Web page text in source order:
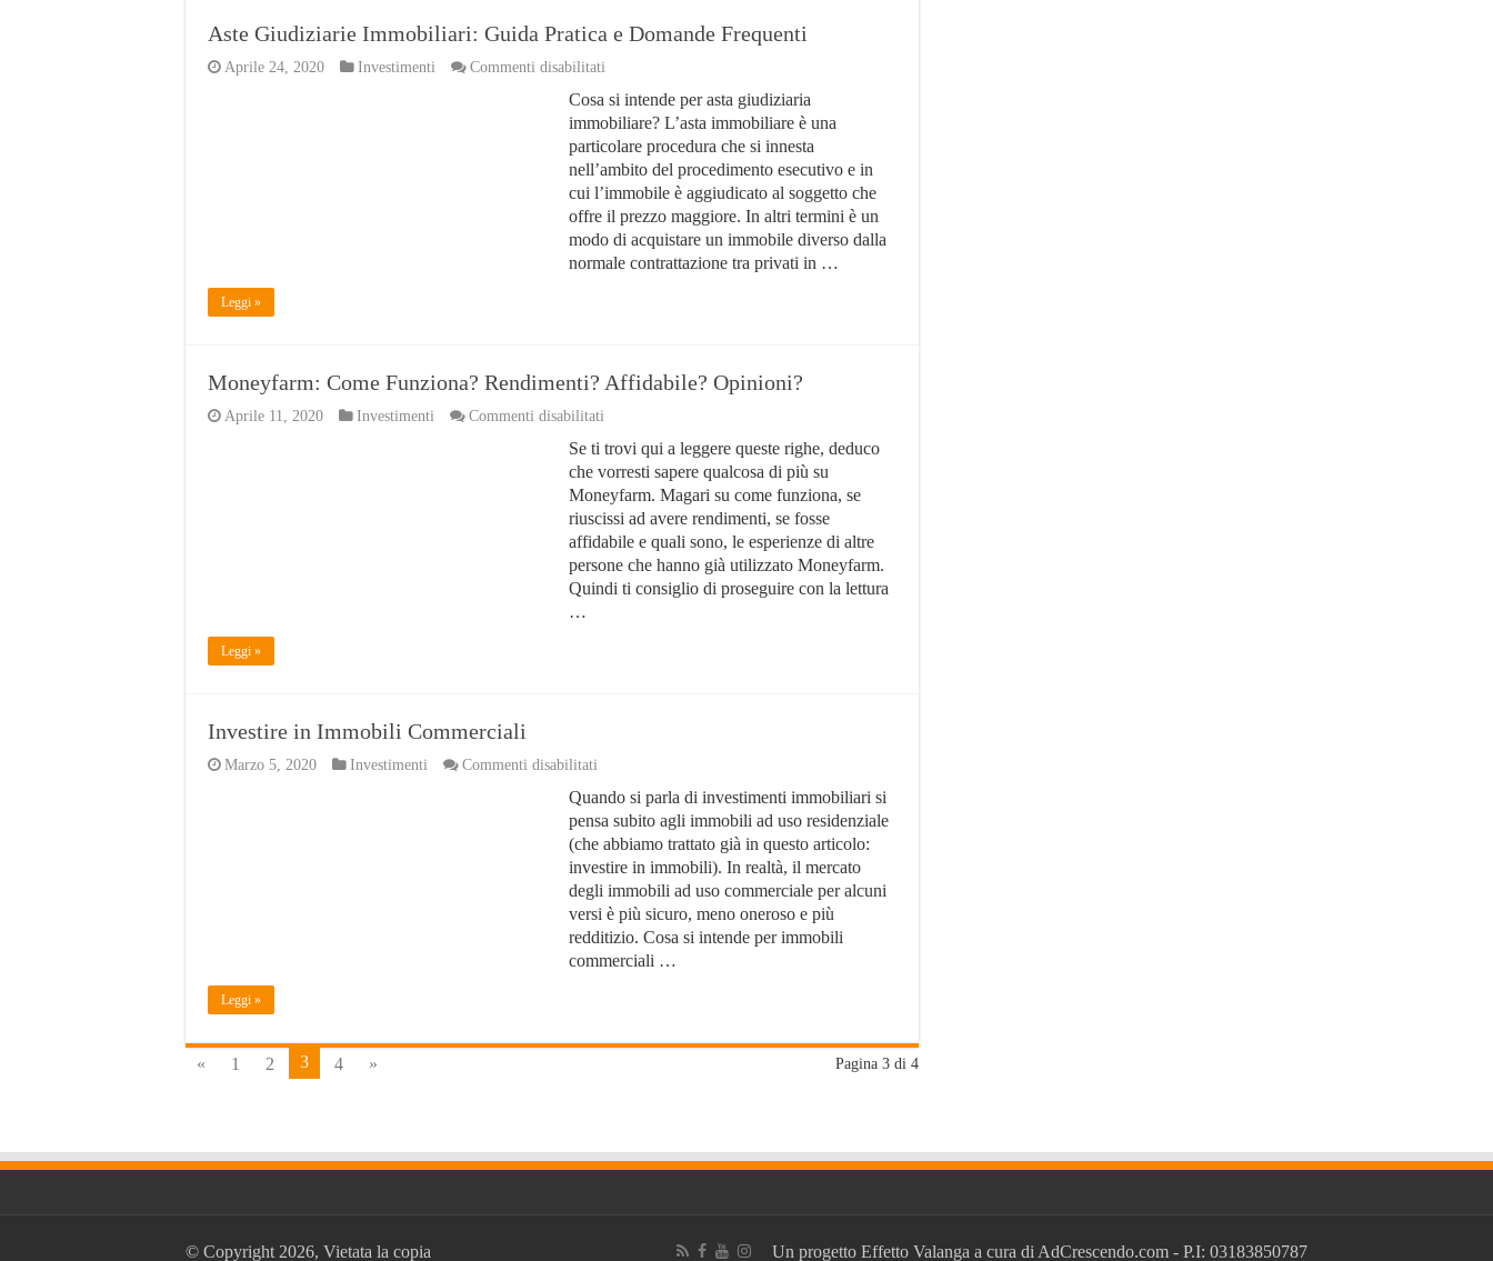
Aste Giudiziarie Immobiliari: Guida Pratica e Domande Frequenti
Aprile 24, 2020 Investimenti Commenti disabilitati
Giudiziarie
Immobiliari:
Guida
Pratica
e
Domande
Frequenti
Cosa si intende per asta giudiziaria
immobiliare? L’asta immobiliare è una
particolare procedura che si innesta
nell’ambito del procedimento esecutivo e in
cui l’immobile è aggiudicato al soggetto che
offre il prezzo maggiore. In altri termini è un
modo di acquistare un immobile diverso dalla
normale contrattazione tra privati in …
Leggi »
Moneyfarm: Come Funziona? Rendimenti? Affidabile? Opinioni?
Aprile 11, 2020 Investimenti Commenti disabilitati
Come
Funziona?
Rendimenti?
Affidabile?
Opinioni?
Se ti trovi qui a leggere queste righe, deduco
che vorresti sapere qualcosa di più su
Moneyfarm. Magari su come funziona, se
riuscissi ad avere rendimenti, se fosse
affidabile e quali sono, le esperienze di altre
persone che hanno già utilizzato Moneyfarm.
Quindi ti consiglio di proseguire con la lettura
…
Leggi »
Investire in Immobili Commerciali
Marzo 5, 2020 Investimenti Commenti disabilitati
in
Immobili
Commerciali
Quando si parla di investimenti immobiliari si
pensa subito agli immobili ad uso residenziale
(che abbiamo trattato già in questo articolo:
investire in immobili). In realtà, il mercato
degli immobili ad uso commerciale per alcuni
versi è più sicuro, meno oneroso e più
redditizio. Cosa si intende per immobili
commerciali …
Leggi »
Pagina 3 di 4
« 1 2 3 4 »
Un progetto Effetto Valanga a cura di AdCrescendo.com - P.I: 03183850787
© Copyright 2026, Vietata la copia